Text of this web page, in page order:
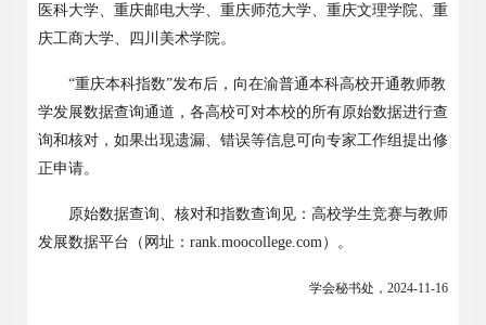
医科大学、重庆邮电大学、重庆师范大学、重庆文理学院、重
庆工商大学、四川美术学院。
“重庆本科指数”发布后，向在渝普通本科高校开通教师教
学发展数据查询通道，各高校可对本校的所有原始数据进行查
询和核对，如果出现遗漏、错误等信息可向专家工作组提出修
正申请。
原始数据查询、核对和指数查询见：高校学生竞赛与教师
发展数据平台（网址： rank.moocollege.com ）。
学会秘书处， 2024-11-16